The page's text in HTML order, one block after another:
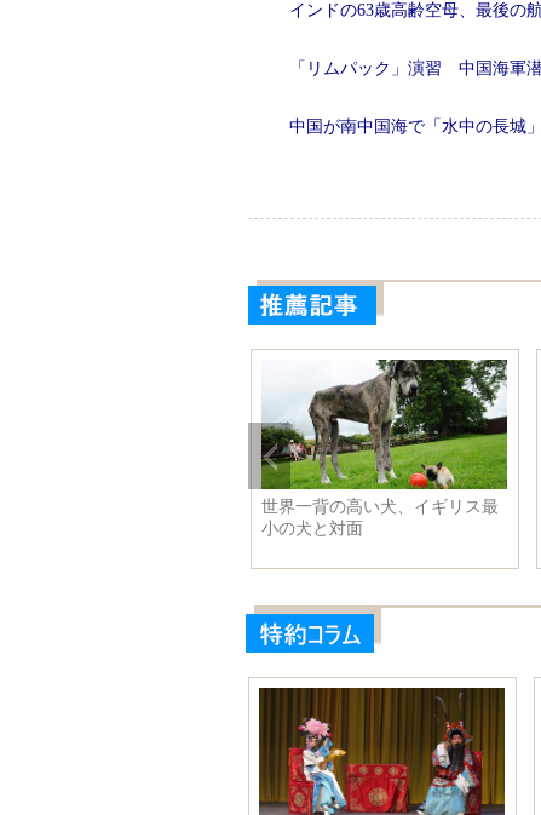
インドの63歳高齢空母、最後の
「リムパック」演習 中国海軍
中国が南中国海で「水中の長城
リウ・イエンがレース人魚姫ド
レスを着てモーターショーに現